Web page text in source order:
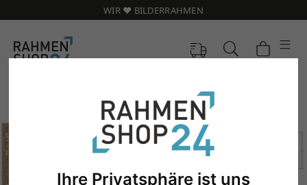
Ihre Privatsphäre ist uns
WIR ❤️ BILDERRAHMEN